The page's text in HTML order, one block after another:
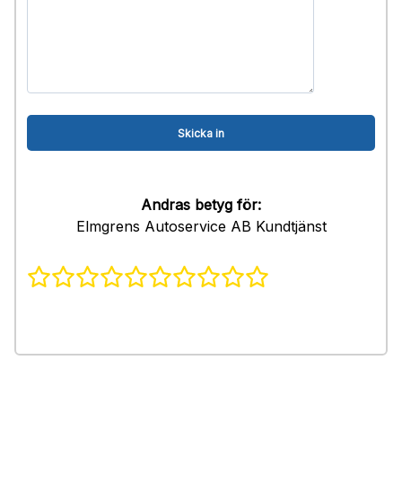
Andras betyg för:
Elmgrens Autoservice AB Kundtjänst